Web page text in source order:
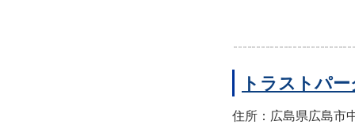
トラストパ
住所：広島県広島市